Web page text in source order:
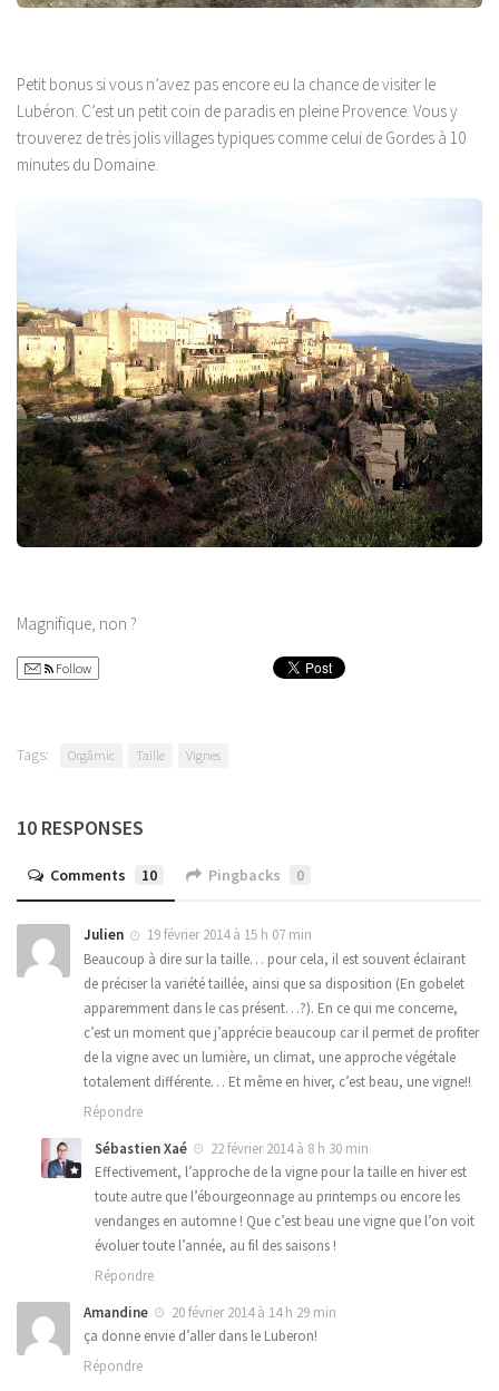
Petit bonus si vous n’avez pas encore eu la chance de visiter le
Lubéron. C’est un petit coin de paradis en pleine Provence. Vous y
trouverez de très jolis villages typiques comme celui de Gordes à 10
minutes du Domaine.
Magnifique, non ?
Follow
Tags: Orgâmic Taille Vignes
10 RESPONSES
Comments 10 Pingbacks 0
Julien
19 février 2014 à 15 h 07 min
Beaucoup à dire sur la taille… pour cela, il est souvent éclairant
de préciser la variété taillée, ainsi que sa disposition (En gobelet
apparemment dans le cas présent…?). En ce qui me concerne,
c’est un moment que j’apprécie beaucoup car il permet de profiter
de la vigne avec un lumière, un climat, une approche végétale
totalement différente… Et même en hiver, c’est beau, une vigne!!
Répondre
Sébastien Xaé
22 février 2014 à 8 h 30 min
Effectivement, l’approche de la vigne pour la taille en hiver est
toute autre que l’ébourgeonnage au printemps ou encore les
vendanges en automne ! Que c’est beau une vigne que l’on voit
évoluer toute l’année, au fil des saisons !
Répondre
Amandine
20 février 2014 à 14 h 29 min
ça donne envie d’aller dans le Luberon!
Répondre